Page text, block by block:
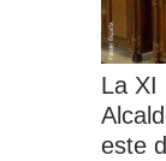
La XI
este